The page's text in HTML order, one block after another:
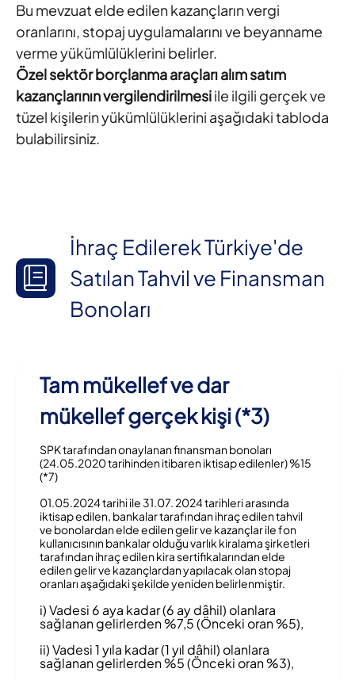
Bu mevzuat elde edilen kazançların vergi
oranlarını, stopaj uygulamalarını ve beyanname
verme yükümlülüklerini belirler.
Özel sektör borçlanma araçları alım satım
kazançlarınınvergilendirilmesiile ilgili gerçek ve
tüzel kişilerin yükümlülüklerini aşağıdaki tabloda
bulabilirsiniz.
İhraç Edilerek Türkiye'de
Satılan Tahvil ve Finansman
Bonoları
Tam mükellef ve dar
mükellef gerçek kişi (*3)
SPK tarafından onaylanan finansman bonoları
(24.05.2020 tarihinden itibaren iktisap edilenler) %15
(*7)
01.05.2024 tarihi ile 31.07. 2024 tarihleri arasında
iktisap edilen, bankalar tarafından ihraç edilen tahvil
ve bonolardan elde edilen gelir ve kazançlar ile fon
kullanıcısının bankalar olduğu varlık kiralama şirketleri
tarafından ihraç edilen kira sertifikalarından elde
edilen gelir ve kazançlardan yapılacak olan stopaj
oranları aşağıdaki şekilde yeniden belirlenmiştir.
i) Vadesi 6 aya kadar (6 ay dâhil) olanlara
sağlanan gelirlerden %7,5 (Önceki oran %5),
ii) Vadesi 1 yıla kadar (1 yıl dâhil) olanlara
sağlanan gelirlerden %5 (Önceki oran %3),